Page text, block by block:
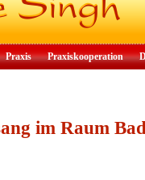
Praxis Praxiskooperation
im Raum